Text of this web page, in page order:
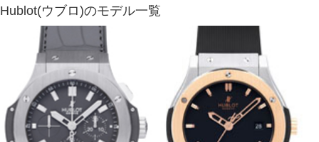
Hublot(ウブロ)のモデル一覧